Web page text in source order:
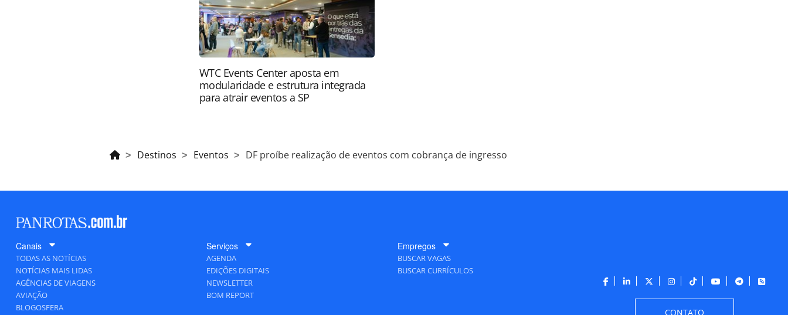
WTC Events Center aposta em
modularidade e estrutura integrada
para atrair eventos a SP
Destinos Eventos DF proíbe realização de eventos com cobrança de ingresso
Canais
TODAS AS NOTÍCIAS
NOTÍCIAS MAIS LIDAS
AGÊNCIAS DE VIAGENS
AVIAÇÃO
BLOGOSFERA
Serviços
AGENDA
EDIÇÕES DIGITAIS
NEWSLETTER
BOM REPORT
Empregos
BUSCAR VAGAS
BUSCAR CURRÍCULOS
CONTATO